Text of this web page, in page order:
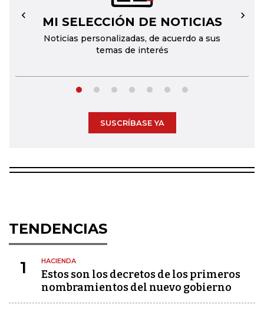
MI SELECCIÓN DE NOTICIAS
Noticias personalizadas, de acuerdo a sus
temas de interés
← →
SUSCRÍBASE YA
TENDENCIAS
1 HACIENDA
Estos son los decretos de los primeros
nombramientos del nuevo gobierno